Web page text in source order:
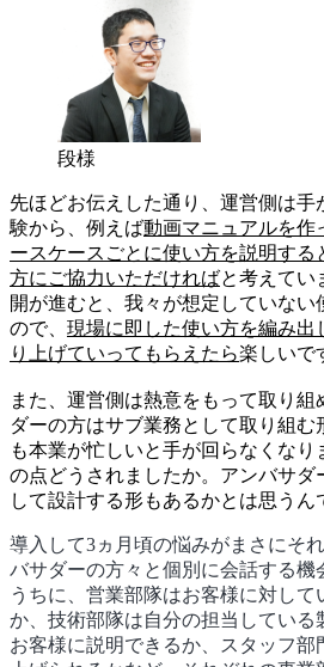
段様
先ほどお伝えした通り、運営側は手
験から、例えば動画マニュアルを作
ースケースごとに使い方を説明す
方にご協力いただければと考えてい
開が進むと、我々が想定していない
ので、 現場に即した使い方を編み出
り上げていってもらえたら楽しいで
また、運営側は熱意をもって取り
ダーの方はサブ業務として取り組む
も本業が忙しいと手が回らなくなり
の点どうされましたか。アンバサダ
して設計する形もあるかとは思うん
導入して3ヵ月頃の悩みがまさにそ
バサダーの方々と個別に会話する機
うちに、営業部隊はお客様に対して
か、技術部隊は自分の担当している
お客様に説明できるか、スタッフ部